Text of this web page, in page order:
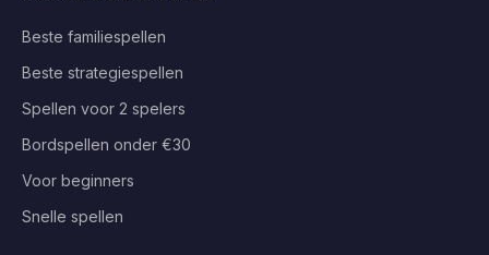
Beste familiespellen
Beste strategiespellen
Spellen voor 2 spelers
Bordspellen onder €30
Voor beginners
Snelle spellen